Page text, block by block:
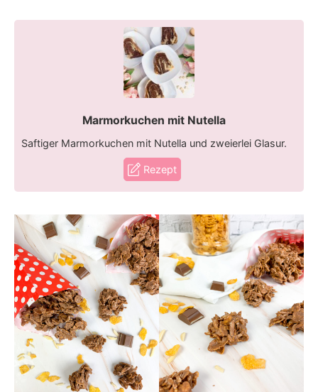
Marmorkuchen mit Nutella
Saftiger Marmorkuchen mit Nutella und zweierlei Glasur.
Rezept